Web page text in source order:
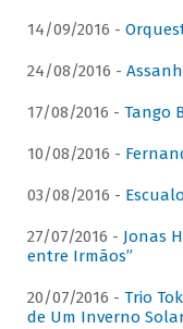
14/09/2016 -
24/08/2016 -
17/08/2016 - Tango
10/08/2016 -
03/08/2016 -
27/07/2016 - Jonas
entre Irmãos”
20/07/2016 - Trio
de Um Inverno